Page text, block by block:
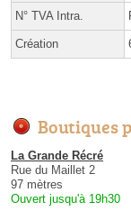
N° TVA Intra.
Création
Boutiques
La Grande Récré
Rue du Maillet 2
97 mètres
Ouvert jusqu'à 19h30